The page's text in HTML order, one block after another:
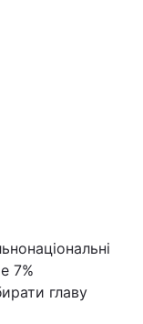
7%
главу